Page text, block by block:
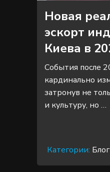
Новая
эскорт
Киева в
События после
кардинально
затронув не
и культуру, но …
Категории: Блог